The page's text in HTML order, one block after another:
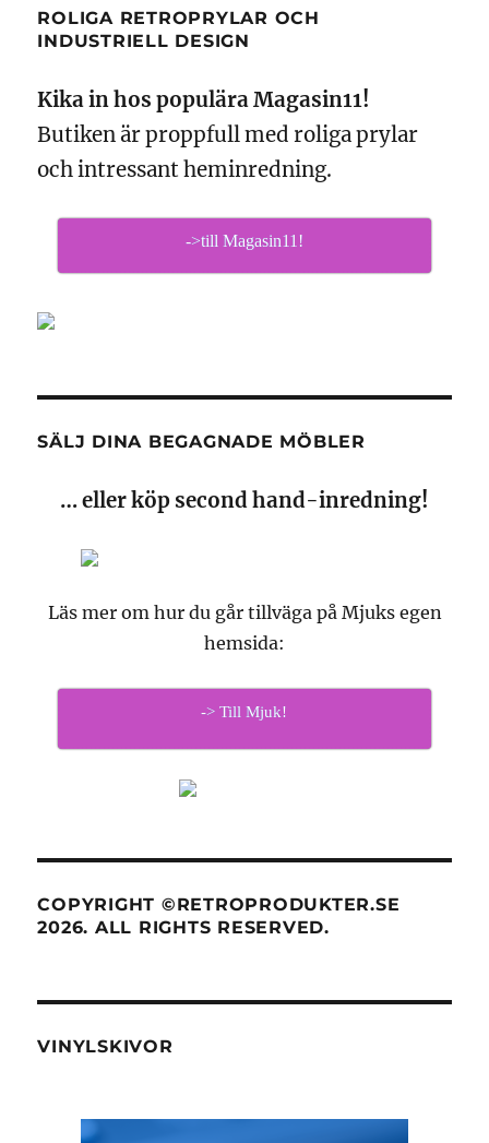
ROLIGA RETROPRYLAR OCH
INDUSTRIELL DESIGN
Kika in hos populära Magasin11!
Butiken är proppfull med roliga prylar
och intressant heminredning.
->till Magasin11!
SÄLJ DINA BEGAGNADE MÖBLER
… eller köp second hand-inredning!
Läs mer om hur du går tillväga på Mjuks egen
hemsida:
-> Till Mjuk!
COPYRIGHT ©RETROPRODUKTER.SE
2026. ALL RIGHTS RESERVED.
VINYLSKIVOR